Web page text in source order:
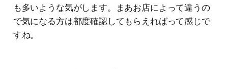
も多いような気がします。まあお店によって違うの
で気になる方は都度確認してもらえればって感じで
すね。